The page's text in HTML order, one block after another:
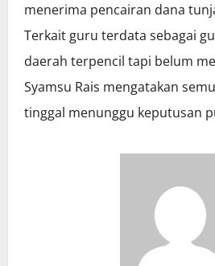
menerima pencairan dana
Terkait guru terdata sebagai
daerah terpencil tapi belum
Syamsu Rais mengatakan
tinggal menunggu keputusan